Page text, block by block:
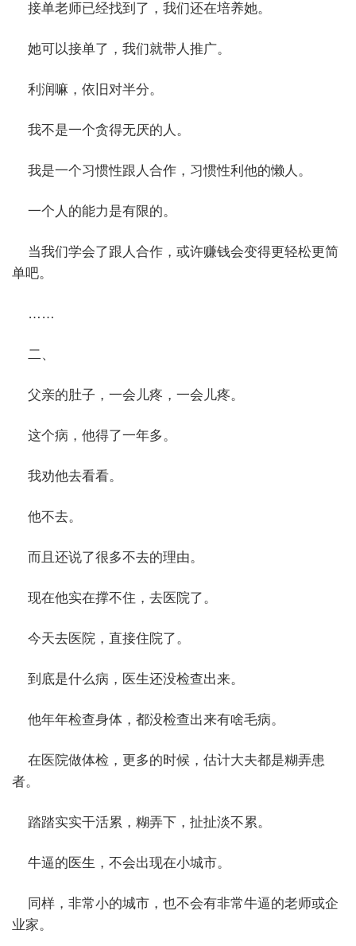
接单老师已经找到了，我们还在培养她。
她可以接单了，我们就带人推广。
利润嘛，依旧对半分。
我不是一个贪得无厌的人。
我是一个习惯性跟人合作，习惯性利他的懒人。
一个人的能力是有限的。
当我们学会了跟人合作，或许赚钱会变得更轻松更简
单吧。
……
二、
父亲的肚子，一会儿疼，一会儿疼。
这个病，他得了一年多。
我劝他去看看。
他不去。
而且还说了很多不去的理由。
现在他实在撑不住，去医院了。
今天去医院，直接住院了。
到底是什么病，医生还没检查出来。
他年年检查身体，都没检查出来有啥毛病。
在医院做体检，更多的时候，估计大夫都是糊弄患
者。
踏踏实实干活累，糊弄下，扯扯淡不累。
牛逼的医生，不会出现在小城市。
同样，非常小的城市，也不会有非常牛逼的老师或企
业家。